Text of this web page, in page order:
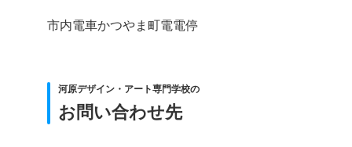
市内電車かつやま町電電停
河原デザイン・アート専門学校の
お問い合わせ先